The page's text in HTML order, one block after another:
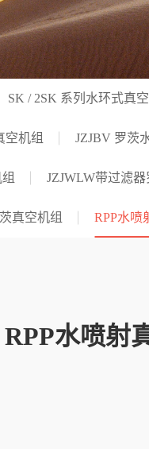
SK / 2SK 系列水环式真
空机组 JZJBV 罗茨
JZJWLW带过滤
真空机组 RPP水喷
RPP水喷射